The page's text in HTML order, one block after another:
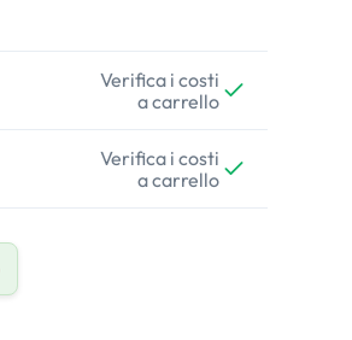
Verifica i costi
a carrello
Verifica i costi
a carrello